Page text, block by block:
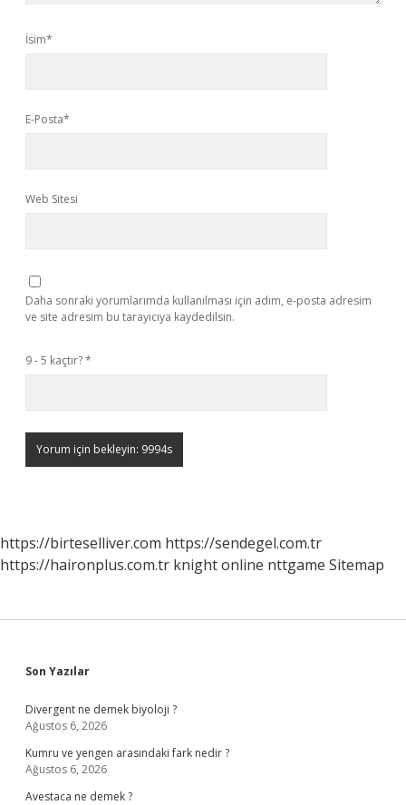
İsim*
E-Posta*
Web Sitesi
Daha sonraki yorumlarımda kullanılması için adım, e-posta adresim
ve site adresim bu tarayıcıya kaydedilsin.
9 - 5 kaçtır?*
https://birteselliver.com https://sendegel.com.tr
https://haironplus.com.tr knight online nttgame Sitemap
Sidebar
Son Yazılar
Divergent ne demek biyoloji ?
Ağustos 6, 2026
Kumru ve yengen arasındaki fark nedir ?
Ağustos 6, 2026
Avestaca ne demek ?